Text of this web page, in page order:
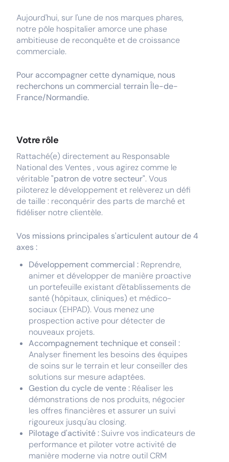
Aujourd'hui, sur l'une de nos marques phares,
notre pôle hospitalier amorce une phase
ambitieuse de reconquête et de croissance
commerciale.
Pour accompagner cette dynamique, nous
recherchons un commercial terrain Île-de-
France/Normandie.
Votre rôle
Rattaché(e) directement au Responsable
National des Ventes , vous agirez comme le
véritable"patron de votre secteur". Vous
piloterez le développement et relèverez un défi
de taille : reconquérir des parts de marché et
fidéliser notre clientèle.
Vos missions principales s'articulent autour de 4
axes :
Développement commercial : Reprendre,
animer et développer de manière proactive
un portefeuille existant d'établissements de
santé (hôpitaux, cliniques) et médico-
sociaux (EHPAD). Vous menez une
prospection active pour détecter de
nouveaux projets.
Accompagnement technique et conseil :
Analyser finement les besoins des équipes
de soins sur le terrain et leur conseiller des
solutions sur mesure adaptées.
Gestion du cycle de vente : Réaliser les
démonstrations de nos produits, négocier
les offres financières et assurer un suivi
rigoureux jusqu'au closing.
Pilotage d'activité : Suivre vos indicateurs de
performance et piloter votre activité de
manière moderne via notre outil CRM